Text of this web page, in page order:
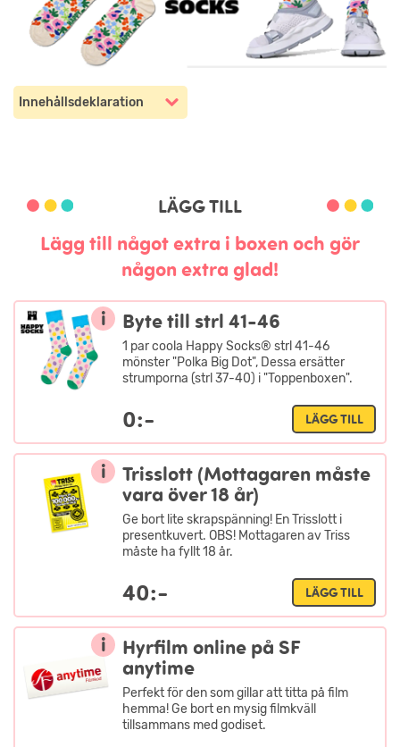
Innehållsdeklaration
LÄGG TILL
Lägg till något extra i boxen och gör
någon extra glad!
i Byte till strl 41-46
1 par coola Happy Socks® strl 41-46
mönster "Polka Big Dot", Dessa ersätter
strumporna (strl 37-40) i "Toppenboxen".
0:- LÄGG TILL
i
Trisslott (Mottagaren måste
vara över 18 år)
Ge bort lite skrapspänning! En Trisslott i
presentkuvert. OBS! Mottagaren av Triss
måste ha fyllt 18 år.
40:- LÄGG TILL
i
Hyrfilm online på SF
anytime
Perfekt för den som gillar att titta på film
hemma! Ge bort en mysig filmkväll
tillsammans med godiset.